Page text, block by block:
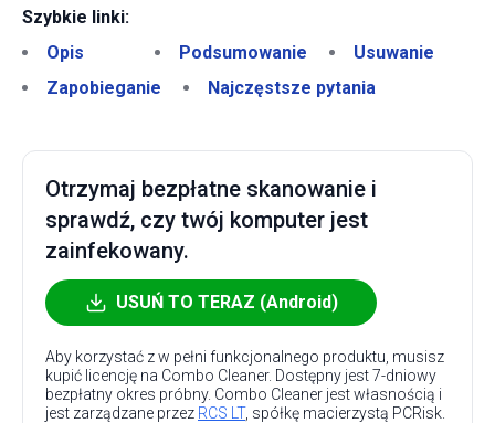
Szybkie linki:
Opis
Podsumowanie
Usuwanie
Zapobieganie
Najczęstsze pytania
Otrzymaj bezpłatne skanowanie i
sprawdź, czy twój komputer jest
zainfekowany.
USUŃ TO TERAZ (Android)
Aby korzystać z w pełni funkcjonalnego produktu, musisz
kupić licencję na Combo Cleaner. Dostępny jest 7-dniowy
bezpłatny okres próbny. Combo Cleaner jest własnością i
jest zarządzane przez RCS LT, spółkę macierzystą PCRisk.